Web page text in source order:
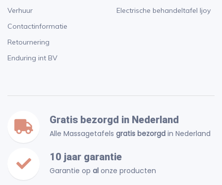
Verhuur
Contactinformatie
Retournering
Enduring int BV
Electrische behandeltafel Ijoy
Gratis bezorgd in Nederland
Alle Massagetafels gratis bezorgd in Nederland
10 jaar garantie
Garantie op al onze producten